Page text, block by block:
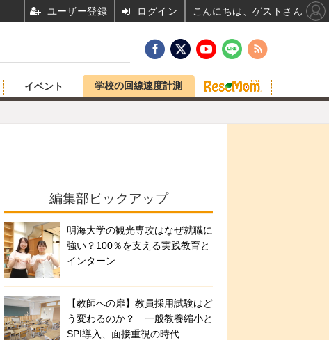
イベント 学校の回線速度計測
編集部ピックアップ
明海大学の観光専攻はなぜ就職に
強い？100％を支える実践教育と
インターン
【教師への扉】教員採用試験はど
う変わるのか？ 一般教養縮小と
SPI導入、面接重視の時代
ユーザー登録 ログイン こんにちは、ゲストさん